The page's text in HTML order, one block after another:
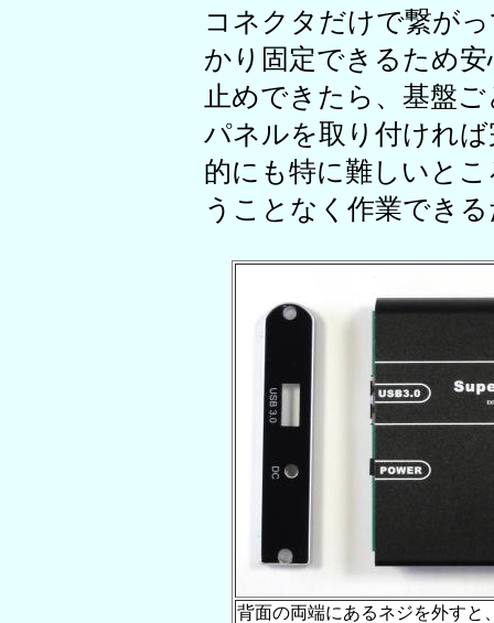
コネクタだけで繋が
かり固定できるため
止めできたら、基盤
パネルを取り付けれ
的にも特に難しいと
うことなく作業でき
背面の両端にあるネジを外すと